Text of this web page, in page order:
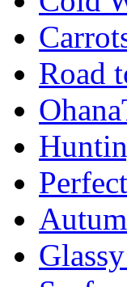
Road